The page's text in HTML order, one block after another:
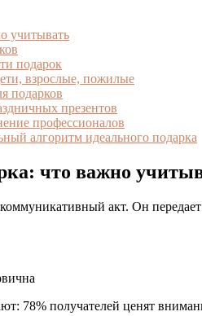
учитывать
подарок
взрослые, пожилые
подарков
презентов
профессионалов
алгоритм идеального подарка
что важно
акт. Он
78% получателей ценят